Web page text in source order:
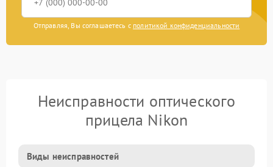
Отправляя, Вы соглашаетесь с политикой конфиденциальности
Неисправности оптического
прицела Nikon
Виды неисправностей